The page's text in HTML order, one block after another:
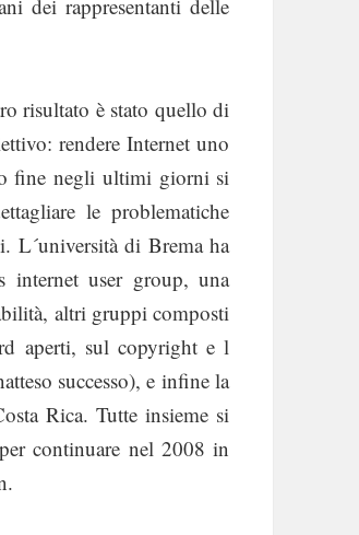
dei rappresentanti delle
risultato è stato quello di
rendere Internet uno
fine negli ultimi giorni si
le problematiche
L´università di Brema ha
internet user group, una
altri gruppi composti
aperti, sul copyright e l
successo), e infine la
Rica. Tutte insieme si
continuare nel 2008 in